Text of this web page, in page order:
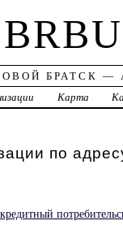
БРАТСК —
Карта
по